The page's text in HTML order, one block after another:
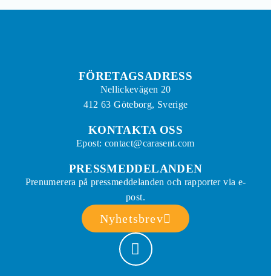
FÖRETAGSADRESS
Nellickevägen 20
412 63 Göteborg, Sverige
KONTAKTA OSS
Epost: contact@carasent.com
PRESSMEDDELANDEN
Prenumerera på pressmeddelanden och rapporter via e-
post.
Nyhetsbrev